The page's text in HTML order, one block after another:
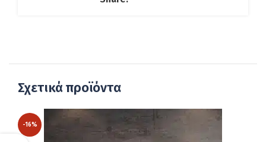
Σχετικά προϊόντα
-16%